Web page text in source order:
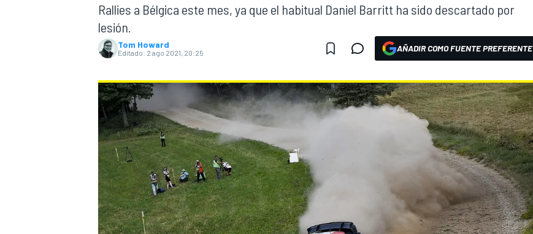
MOTOGP
Rallies a Bélgica este mes, ya que el habitual Daniel Barritt ha sido descartado por
lesión.
Tom Howard
Editado: 2 ago 2021, 20:25 AÑADIR COMO FUENTE PREFERENTE